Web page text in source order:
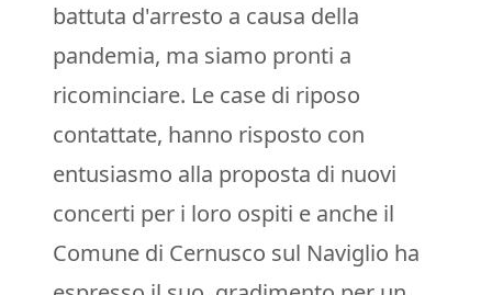
battuta d'arresto a causa della
pandemia, ma siamo pronti a
ricominciare. Le case di riposo
contattate, hanno risposto con
entusiasmo alla proposta di nuovi
concerti per i loro ospiti e anche il
Comune di Cernusco sul Naviglio ha